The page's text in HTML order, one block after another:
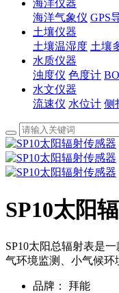
海洋仪器
海洋气象仪 GPS
土壤仪器
土壤温湿度 土壤
水质仪器
浊度仪 色度计
水文仪器
流速仪 水位计 侧
SP10太阳
SP10太阳总辐射表是
气环境监测、小气候
品牌：
拜能